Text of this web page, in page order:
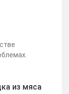
из мяса